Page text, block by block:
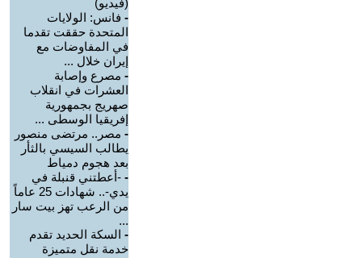
(فيديو)
- فانس: الولايات
المتحدة حققت تقدما
في المفاوضات مع
إيران خلال ...
- مصرع وإصابة
العشرات في انقلاب
صهريج بجمهورية
إفريقيا الوسطى ...
- مصر.. مرتضى منصور
يطالب السيسي بالثأر
بعد هجوم دمياط
- -أعطتني قنبلة في
يدي-.. شهادات 25 عاماً
من الرعب تهز بيت سار
...
- السكة الحديد تقدم
خدمة نقل متميزة